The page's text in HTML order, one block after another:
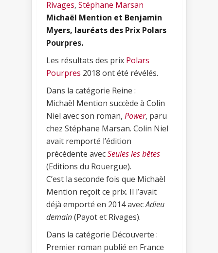
Rivages, Stéphane Marsan
Michaël Mention et Benjamin
Myers, lauréats des Prix Polars
Pourpres.
Les résultats des prix Polars
Pourpres 2018 ont été révélés.
Dans la catégorie Reine :
Michaël Mention succède à Colin
Niel avec son roman, Power, paru
chez Stéphane Marsan. Colin Niel
avait remporté l’édition
précédente avecSeules les bêtes
(Editions du Rouergue).
C’est la seconde fois que Michaël
Mention reçoit ce prix. Il l’avait
déjà emporté en 2014 avecAdieu
demain(Payot et Rivages).
Dans la catégorie Découverte :
Premier roman publié en France